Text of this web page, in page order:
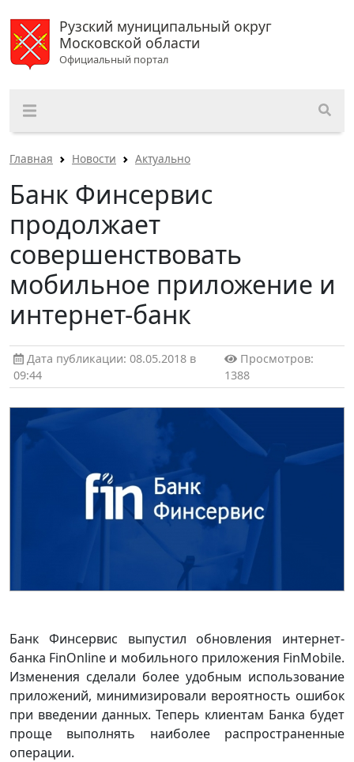
Рузский муниципальный округ
Московской области
Официальный портал
Главная Новости Актуально
Банк Финсервис
продолжает
совершенствовать
мобильное приложение и
интернет-банк
Дата публикации: 08.05.2018 в
09:44
Просмотров:
1388
Банк Финсервис выпустил обновления интернет-
банка FinOnline и мобильного приложения FinMobile.
Изменения сделали более удобным использование
приложений, минимизировали вероятность ошибок
при введении данных. Теперь клиентам Банка будет
проще выполнять наиболее распространенные
операции.